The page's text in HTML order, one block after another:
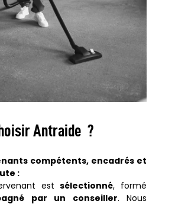
Antraide ?
compétents, encadrés et
:
estsélectionné, formé
par un conseiller. Nous